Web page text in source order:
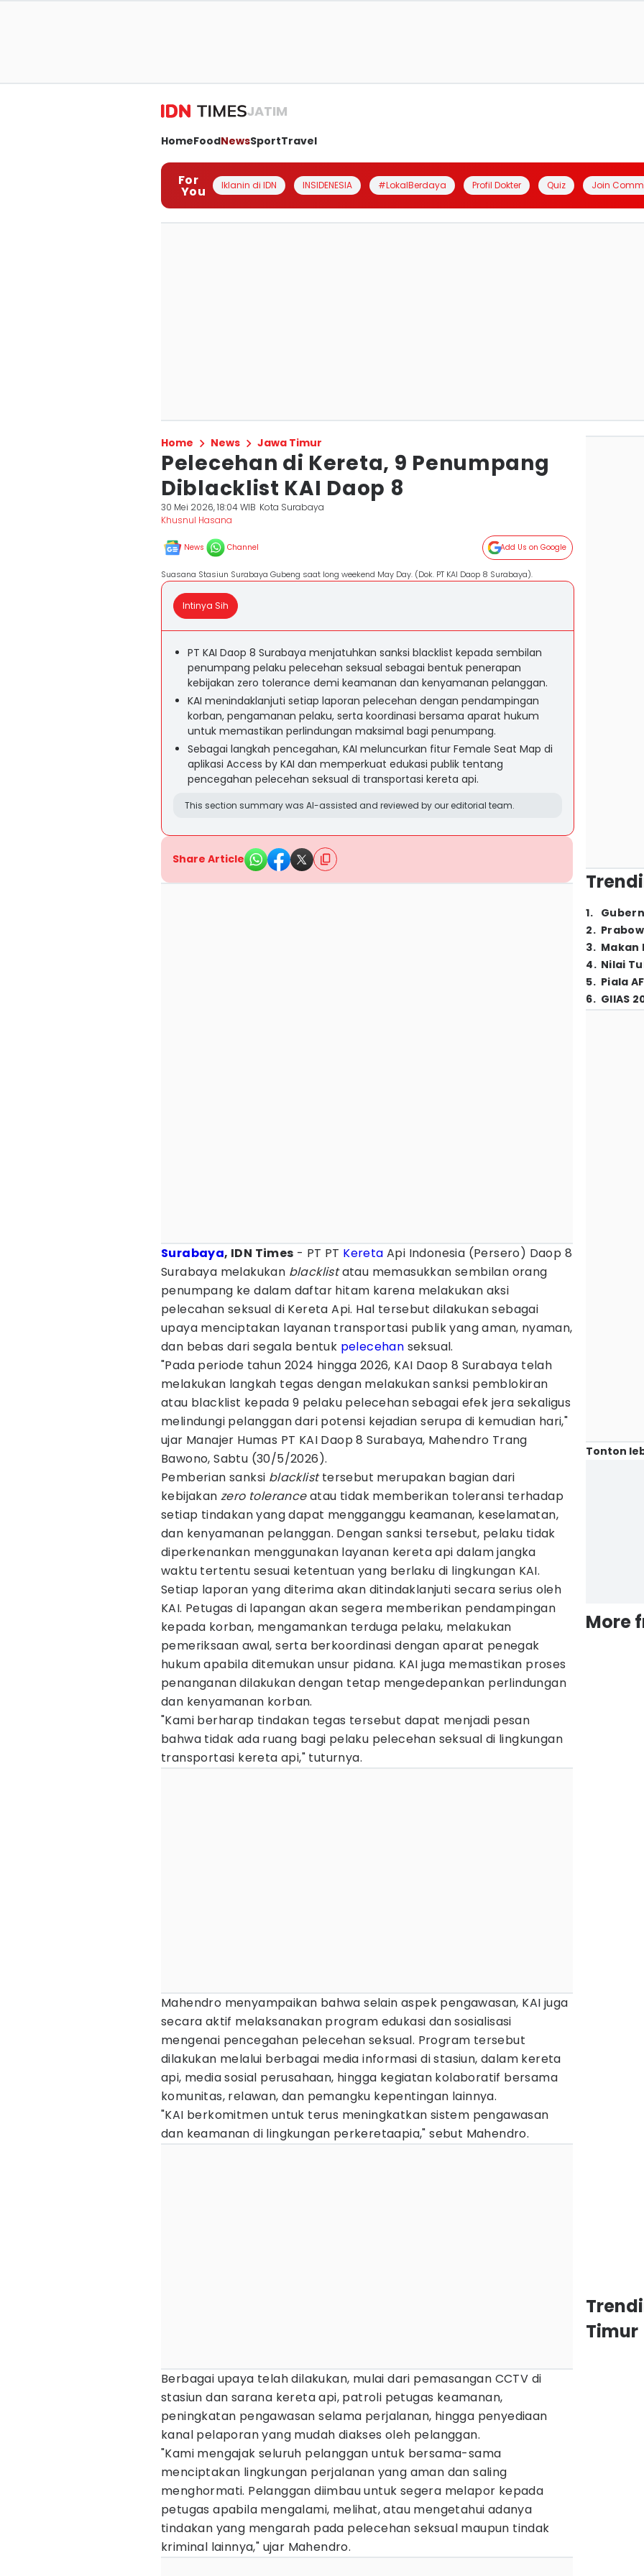
JATIM
HomeFoodNewsSportTravel
For
You Iklanin di IDN INSIDENESIA #LokalBerdaya Profil Dokter Quiz Join
Home News Jawa Timur
Pelecehan di Kereta, 9 Penumpang
Diblacklist KAI Daop 8
30 Mei 2026, 18:04 WIB Kota Surabaya
Khusnul Hasana
News Channel Add Us on Google
Suasana Stasiun Surabaya Gubeng saat long weekend May Day. (Dok. PT KAI Daop 8 Surabaya).
Intinya Sih
PT KAI Daop 8 Surabaya menjatuhkan sanksi blacklist kepada sembilan
penumpang pelaku pelecehan seksual sebagai bentuk penerapan
kebijakan zero tolerance demi keamanan dan kenyamanan pelanggan.
KAI menindaklanjuti setiap laporan pelecehan dengan pendampingan
korban, pengamanan pelaku, serta koordinasi bersama aparat hukum
untuk memastikan perlindungan maksimal bagi penumpang.
Sebagai langkah pencegahan, KAI meluncurkan fitur Female Seat Map di
aplikasi Access by KAI dan memperkuat edukasi publik tentang
pencegahan pelecehan seksual di transportasi kereta api.
This section summary was AI-assisted and reviewed by our editorial team.
Share Article
Surabaya, IDN Times - PT PT Kereta Api Indonesia (Persero) Daop 8
Surabaya melakukan blacklistatau memasukkan sembilan orang
penumpang ke dalam daftar hitam karena melakukan aksi
pelecahan seksual di Kereta Api. Hal tersebut dilakukan sebagai
upaya menciptakan layanan transportasi publik yang aman, nyaman,
dan bebas dari segala bentuk pelecehan seksual.
"Pada periode tahun 2024 hingga 2026, KAI Daop 8 Surabaya telah
melakukan langkah tegas dengan melakukan sanksi pemblokiran
atau blacklist kepada 9 pelaku pelecehan sebagai efek jera sekaligus
melindungi pelanggan dari potensi kejadian serupa di kemudian hari,"
ujar Manajer Humas PT KAI Daop 8 Surabaya, Mahendro Trang
Bawono, Sabtu (30/5/2026).
Pemberian sanksi blacklisttersebut merupakan bagian dari
kebijakanzero toleranceatau tidak memberikan toleransi terhadap
setiap tindakan yang dapat mengganggu keamanan, keselamatan,
dan kenyamanan pelanggan. Dengan sanksi tersebut, pelaku tidak
diperkenankan menggunakan layanan kereta api dalam jangka
waktu tertentu sesuai ketentuan yang berlaku di lingkungan KAI.
Setiap laporan yang diterima akan ditindaklanjuti secara serius oleh
KAI. Petugas di lapangan akan segera memberikan pendampingan
kepada korban, mengamankan terduga pelaku, melakukan
pemeriksaan awal, serta berkoordinasi dengan aparat penegak
hukum apabila ditemukan unsur pidana. KAI juga memastikan proses
penanganan dilakukan dengan tetap mengedepankan perlindungan
dan kenyamanan korban.
"Kami berharap tindakan tegas tersebut dapat menjadi pesan
bahwa tidak ada ruang bagi pelaku pelecehan seksual di lingkungan
transportasi kereta api," tuturnya.
Mahendro menyampaikan bahwa selain aspek pengawasan, KAI juga
secara aktif melaksanakan program edukasi dan sosialisasi
mengenai pencegahan pelecehan seksual. Program tersebut
dilakukan melalui berbagai media informasi di stasiun, dalam kereta
api, media sosial perusahaan, hingga kegiatan kolaboratif bersama
komunitas, relawan, dan pemangku kepentingan lainnya.
"KAI berkomitmen untuk terus meningkatkan sistem pengawasan
dan keamanan di lingkungan perkeretaapia," sebut Mahendro.
Berbagai upaya telah dilakukan, mulai dari pemasangan CCTV di
stasiun dan sarana kereta api, patroli petugas keamanan,
peningkatan pengawasan selama perjalanan, hingga penyediaan
kanal pelaporan yang mudah diakses oleh pelanggan.
"Kami mengajak seluruh pelanggan untuk bersama-sama
menciptakan lingkungan perjalanan yang aman dan saling
menghormati. Pelanggan diimbau untuk segera melapor kepada
petugas apabila mengalami, melihat, atau mengetahui adanya
tindakan yang mengarah pada pelecehan seksual maupun tindak
kriminal lainnya," ujar Mahendro.
1.
2.
3. Makan
4. Nilai
5. Piala
6. GIIAS
Tonton
More
Timur